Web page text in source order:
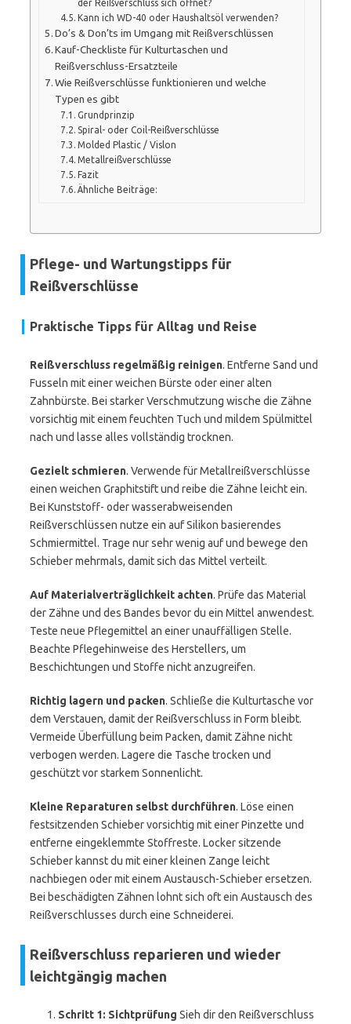
der Reißverschluss sich öffnet?
Kann ich WD-40 oder Haushaltsöl verwenden?
Do’s & Don’ts im Umgang mit Reißverschlüssen
Kauf-Checkliste für Kulturtaschen und
Reißverschluss-Ersatzteile
Wie Reißverschlüsse funktionieren und welche
Typen es gibt
Grundprinzip
Spiral- oder Coil-Reißverschlüsse
Molded Plastic / Vislon
Metallreißverschlüsse
Fazit
Ähnliche Beiträge:
Pflege- und Wartungstipps für
Reißverschlüsse
Praktische Tipps für Alltag und Reise
Reißverschluss regelmäßig reinigen. Entferne Sand und
Fusseln mit einer weichen Bürste oder einer alten
Zahnbürste. Bei starker Verschmutzung wische die Zähne
vorsichtig mit einem feuchten Tuch und mildem Spülmittel
nach und lasse alles vollständig trocknen.
Gezielt schmieren. Verwende für Metallreißverschlüsse
einen weichen Graphitstift und reibe die Zähne leicht ein.
Bei Kunststoff- oder wasserabweisenden
Reißverschlüssen nutze ein auf Silikon basierendes
Schmiermittel. Trage nur sehr wenig auf und bewege den
Schieber mehrmals, damit sich das Mittel verteilt.
Auf Materialverträglichkeit achten. Prüfe das Material
der Zähne und des Bandes bevor du ein Mittel anwendest.
Teste neue Pflegemittel an einer unauffälligen Stelle.
Beachte Pflegehinweise des Herstellers, um
Beschichtungen und Stoffe nicht anzugreifen.
Richtig lagern und packen. Schließe die Kulturtasche vor
dem Verstauen, damit der Reißverschluss in Form bleibt.
Vermeide Überfüllung beim Packen, damit Zähne nicht
verbogen werden. Lagere die Tasche trocken und
geschützt vor starkem Sonnenlicht.
Kleine Reparaturen selbst durchführen. Löse einen
festsitzenden Schieber vorsichtig mit einer Pinzette und
entferne eingeklemmte Stoffreste. Locker sitzende
Schieber kannst du mit einer kleinen Zange leicht
nachbiegen oder mit einem Austausch-Schieber ersetzen.
Bei beschädigten Zähnen lohnt sich oft ein Austausch des
Reißverschlusses durch eine Schneiderei.
Reißverschluss reparieren und wieder
leichtgängig machen
Schritt 1: Sichtprüfung Sieh dir den Reißverschluss